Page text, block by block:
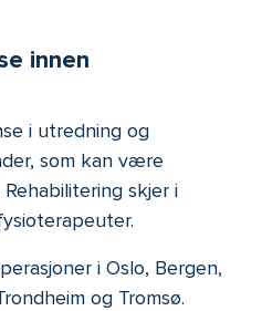
innen
i utredning og
som kan være
skjer i
i Oslo, Bergen,
og Tromsø.